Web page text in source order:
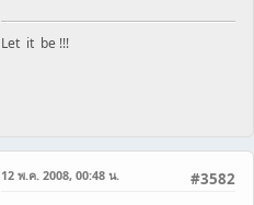
Let it be !!!
#3582
12 พ.ค. 2008, 00:48 น.